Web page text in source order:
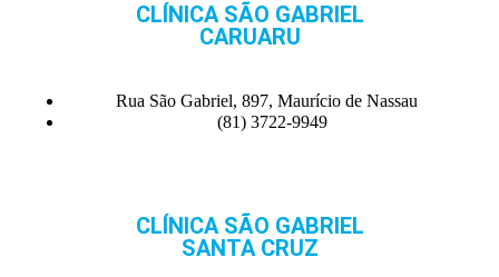
CLÍNICA SÃO GABRIEL
CARUARU
Rua São Gabriel, 897, Maurício de Nassau
(81) 3722-9949
CLÍNICA SÃO GABRIEL
SANTA CRUZ